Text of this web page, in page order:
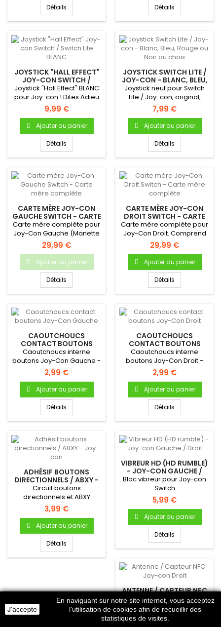
Détails Détails
JOYSTICK "HALL EFFECT"
JOY-CON SWITCH /
SWITCH LITE BLANC
Joystick "Hall Effect" BLANC
pour Joy-con ! Dites Adieu
au Joy-con Drift...
9,99 €
Ajouter au panier
Détails
JOYSTICK SWITCH LITE /
JOY-CON - BLANC, BLEU,
ROUGE OU NOIR AU
CHOIX
Joystick neuf pour Switch
Lite / Joy-con, original,
couleur au choix....
7,99 €
Ajouter au panier
Détails
CARTE MÈRE JOY-CON
GAUCHE SWITCH - CARTE
MÈRE COMPLÈTE
Carte mère complète pour
Joy-Con Gauche (Manette
Nintendo Switch)
29,99 €
Ajouter au panier
Détails
CARTE MÈRE JOY-CON
DROIT SWITCH - CARTE
MÈRE COMPLÈTE
Carte mère complète pour
Joy-Con Droit. Comprend
les boutons R et Plus.
29,99 €
Ajouter au panier
Détails
CAOUTCHOUCS
CONTACT BOUTONS
JOY-CON GAUCHE
Caoutchoucs interne
boutons Joy-Con Gauche -
Nintendo Switch
2,99 €
Ajouter au panier
Détails
CAOUTCHOUCS
CONTACT BOUTONS
JOY-CON DROIT
Caoutchoucs interne
boutons Joy-Con Droit -
Nintendo Switch
2,99 €
Ajouter au panier
Détails
ADHÉSIF BOUTONS
DIRECTIONNELS / ABXY -
JOY-CON
Circuit boutons
directionnels et ABXY
(autocollant) pour Joycon
(compatible...
3,99 €
Ajouter au panier
Détails
VIBREUR HD (HD RUMBLE)
- JOY-CON GAUCHE /
DROIT
Bloc vibreur pour Joy-con
Switch
5,99 €
Ajouter au panier
Détails
ANTENNE / CAPTEUR NFC
JOY-CON DROIT
Capteur NFC pour la lecture
des Amiibo sur Nintendo
J'accepte
En naviguant sur notre site internet, vous acceptez
l'utilisation de cookies afin de recueillir des
statistiques de visites.